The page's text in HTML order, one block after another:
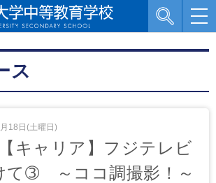
ス
18日(土曜日)
【キャリア】フジテレビ
て➂ ～ココ調撮影！～